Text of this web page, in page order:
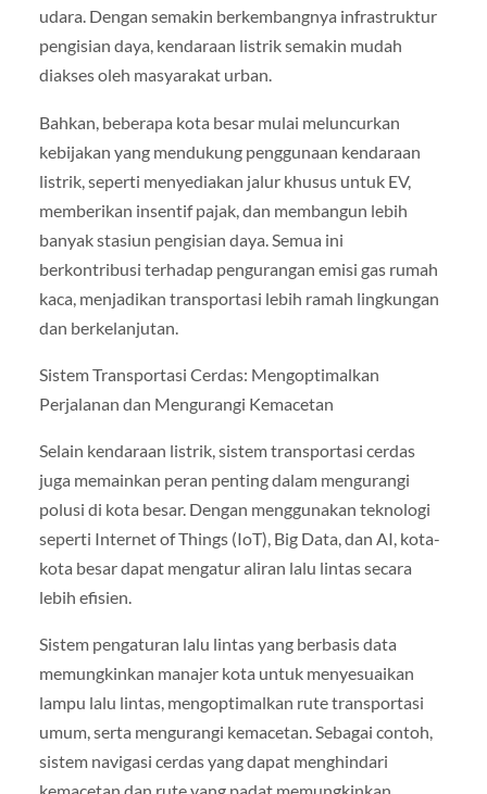
udara. Dengan semakin berkembangnya infrastruktur
pengisian daya, kendaraan listrik semakin mudah
diakses oleh masyarakat urban.
Bahkan, beberapa kota besar mulai meluncurkan
kebijakan yang mendukung penggunaan kendaraan
listrik, seperti menyediakan jalur khusus untuk EV,
memberikan insentif pajak, dan membangun lebih
banyak stasiun pengisian daya. Semua ini
berkontribusi terhadap pengurangan emisi gas rumah
kaca, menjadikan transportasi lebih ramah lingkungan
dan berkelanjutan.
Sistem Transportasi Cerdas: Mengoptimalkan
Perjalanan dan Mengurangi Kemacetan
Selain kendaraan listrik, sistem transportasi cerdas
juga memainkan peran penting dalam mengurangi
polusi di kota besar. Dengan menggunakan teknologi
seperti Internet of Things (IoT), Big Data, dan AI, kota-
kota besar dapat mengatur aliran lalu lintas secara
lebih efisien.
Sistem pengaturan lalu lintas yang berbasis data
memungkinkan manajer kota untuk menyesuaikan
lampu lalu lintas, mengoptimalkan rute transportasi
umum, serta mengurangi kemacetan. Sebagai contoh,
sistem navigasi cerdas yang dapat menghindari